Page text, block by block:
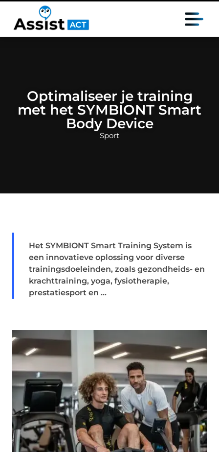
Optimaliseer je training
met het SYMBIONT Smart
Body Device
Sport
Het SYMBIONT Smart Training System is
een innovatieve oplossing voor diverse
trainingsdoeleinden, zoals gezondheids- en
krachttraining, yoga, fysiotherapie,
prestatiesport en ...